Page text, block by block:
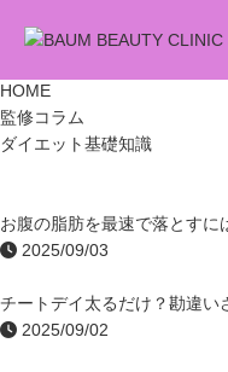
HOME
監修コラム
ダイエット基礎知識
お腹の脂肪を最速で落とすに
2025/09/03
チートデイ太るだけ？勘違い
2025/09/02